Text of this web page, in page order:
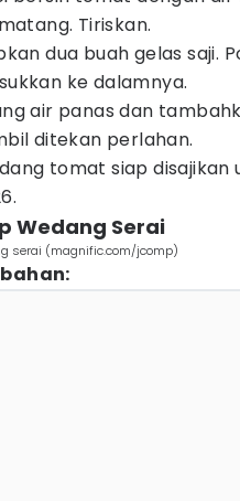
Tiriskan.
dua buah gelas saji.
ke dalamnya.
air panas dan
ditekan perlahan.
tomat siap disajikan
Wedang Serai
serai (magnific.com/jcomp)